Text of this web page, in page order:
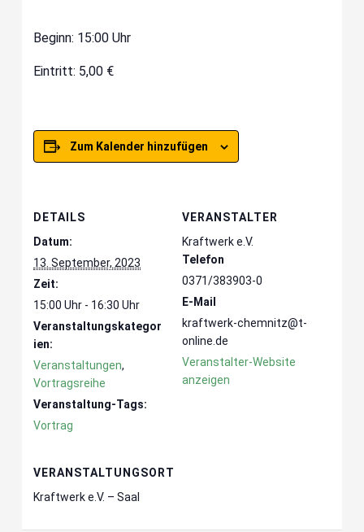
Beginn: 15:00 Uhr
Eintritt: 5,00 €
Zum Kalender hinzufügen
DETAILS
Datum:
13. September, 2023
Zeit:
15:00 Uhr - 16:30 Uhr
Veranstaltungskategor
ien:
Veranstaltungen,
Vortragsreihe
Veranstaltung-Tags:
Vortrag
VERANSTALTER
Kraftwerk e.V.
Telefon
0371/383903-0
E-Mail
kraftwerk-chemnitz@t-
online.de
Veranstalter-Website
anzeigen
VERANSTALTUNGSORT
Kraftwerk e.V. – Saal